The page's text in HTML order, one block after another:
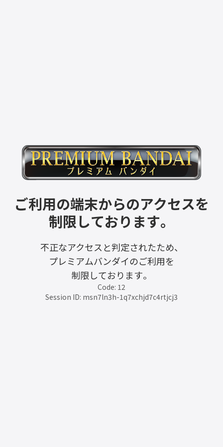
ご利用の端末からのアクセスを
制限しております。
不正なアクセスと判定されたため、
プレミアムバンダイのご利用を
制限しております。
Code: 12
Session ID: msn7ln3h-1q7xchjd7c4rtjcj3